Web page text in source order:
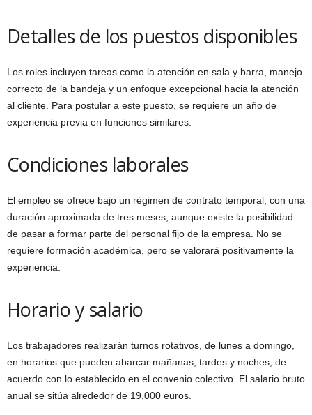
Detalles de los puestos disponibles
Los roles incluyen tareas como la atención en sala y barra, manejo
correcto de la bandeja y un enfoque excepcional hacia la atención
al cliente. Para postular a este puesto, se requiere un año de
experiencia previa en funciones similares.
Condiciones laborales
El empleo se ofrece bajo un régimen de contrato temporal, con una
duración aproximada de tres meses, aunque existe la posibilidad
de pasar a formar parte del personal fijo de la empresa. No se
requiere formación académica, pero se valorará positivamente la
experiencia.
Horario y salario
Los trabajadores realizarán turnos rotativos, de lunes a domingo,
en horarios que pueden abarcar mañanas, tardes y noches, de
acuerdo con lo establecido en el convenio colectivo. El salario bruto
anual se sitúa alrededor de 19,000 euros.